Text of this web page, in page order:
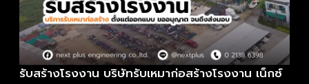
รับสร้างโรงงาน บริษัทรับเหมาก่อสร้างโรงงาน เน็กซ์